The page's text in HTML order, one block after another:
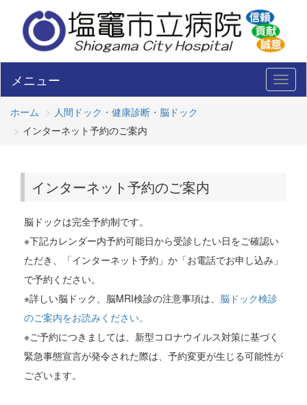
メニュー
ホーム
人間ドック・健康診断・脳ドック
インターネット予約のご案内
インターネット予約のご案内
脳ドックは完全予約制です。
※下記カレンダー内予約可能日から受診したい日をご確認い
ただき、「インターネット予約」か「お電話でお申し込み」
で予約ください。
※詳しい脳ドック、脳MRI検診の注意事項は、 脳ドック検診
のご案内をお読みください。
※ご予約につきましては、新型コロナウイルス対策に基づく
緊急事態宣言が発令された際は、予約変更が生じる可能性が
ございます。